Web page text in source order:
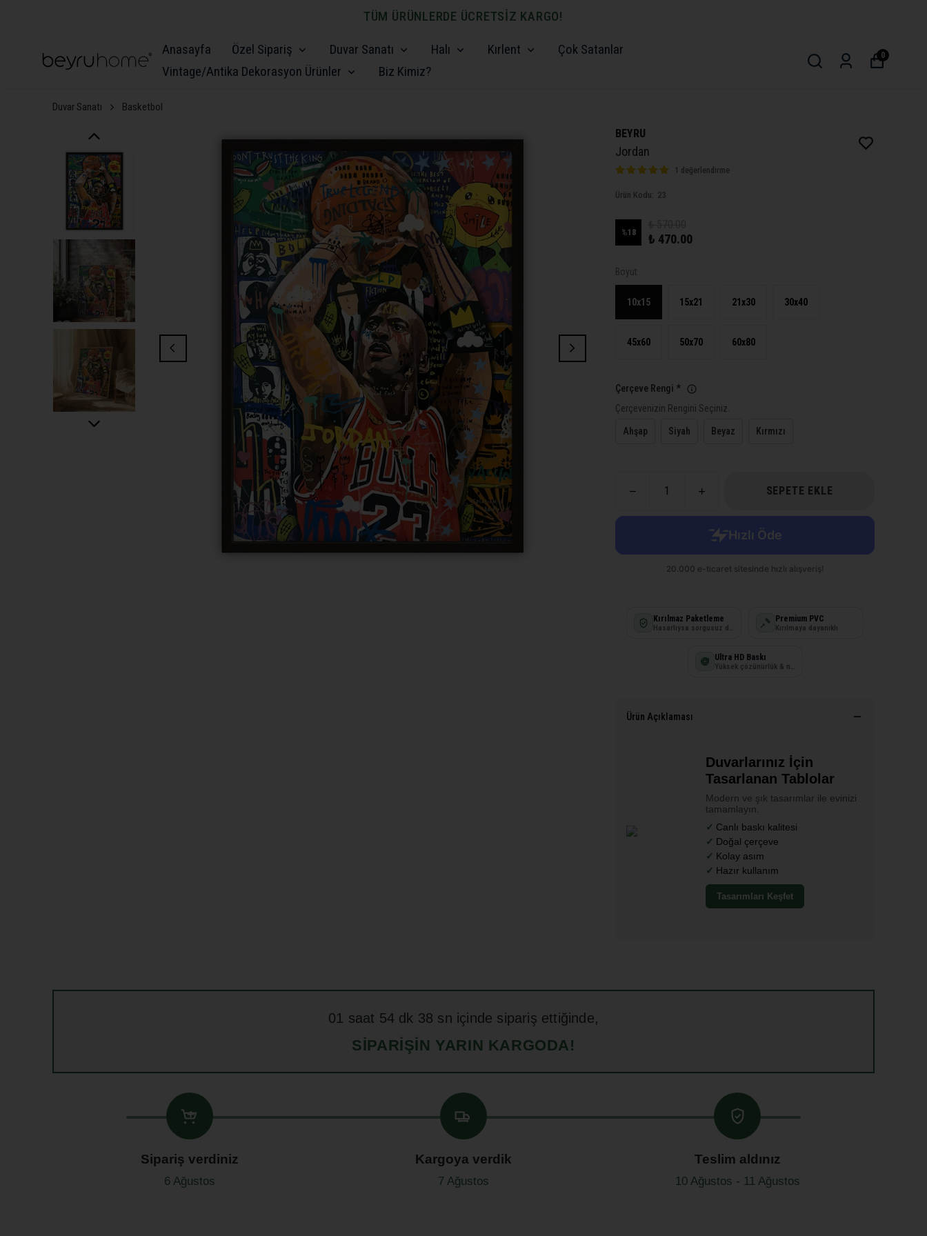
Anasayfa Özel Sipariş Duvar Sanatı Halı Kırlent
Çok Satanlar
Vintage/Antika Dekorasyon Ürünler
Biz Kimiz?
0
Duvar Sanatı Basketbol
BEYRU
Jordan
1 değerlendirme
Ürün Kodu: 23
%18 ₺ 470.00
Boyut
10x15 15x21 21x30 30x40
45x60 50x70 60x80
Çerçeve Rengi *
Çerçevenizin Rengini Seçiniz.
Ahşap Siyah Beyaz Kırmızı
SEPETE EKLE
Kırılmaz Paketleme Premium PVC
Kırılmaya dayanıklı
Ultra HD Baskı
Ürün Açıklaması
Duvarlarınız İçin
Tasarlanan Tablolar
Modern ve şık tasarımlar ile evinizi
tamamlayın.
Canlı baskı kalitesi
Doğal çerçeve
Kolay asım
Hazır kullanım
Tasarımları Keşfet
01 saat 54 dk 37 sn içinde sipariş ettiğinde,
SIPARIŞIN YARIN KARGODA!
Sipariş verdiniz
6 Ağustos
Kargoya verdik
7 Ağustos
Teslim aldınız
10 Ağustos - 11 Ağustos